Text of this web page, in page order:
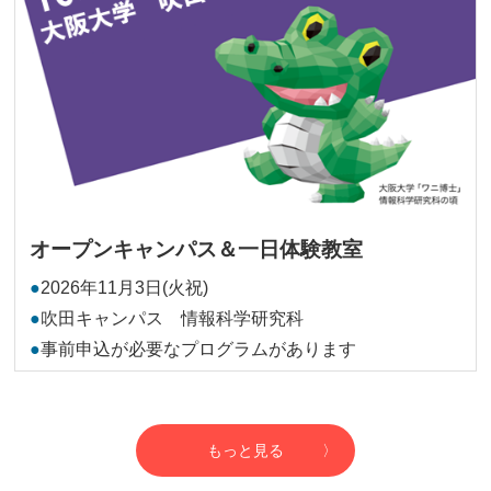
オープンキャンパス＆一日体験教室
2026年11月3日(火祝)
吹田キャンパス 情報科学研究科
事前申込が必要なプログラムがあります
もっと見る